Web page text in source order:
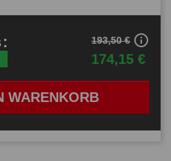
WARENKORB
:
174,15 €
193,50 € info_outline